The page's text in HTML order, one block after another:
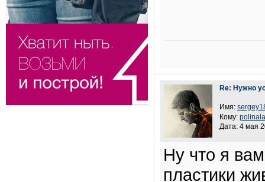
Re: Нужно
Имя:
Кому:
Дата: 4 мая
Ну что я
пластики